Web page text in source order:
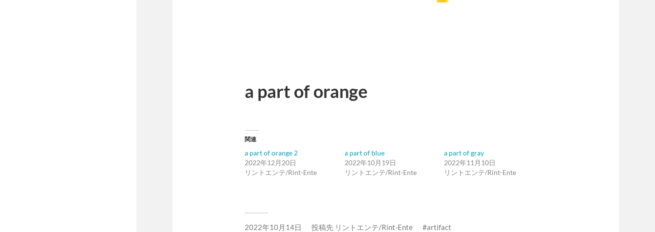
a part of orange
関連
a part of orange 2
2022年12月20日
リントエンテ/Rint-Ente
a part of blue
2022年10月19日
リントエンテ/Rint-Ente
a part of gray
2022年11月10日
リントエンテ/Rint-Ente
2022年10月14日 投稿先 リントエンテ/Rint-Ente artifact